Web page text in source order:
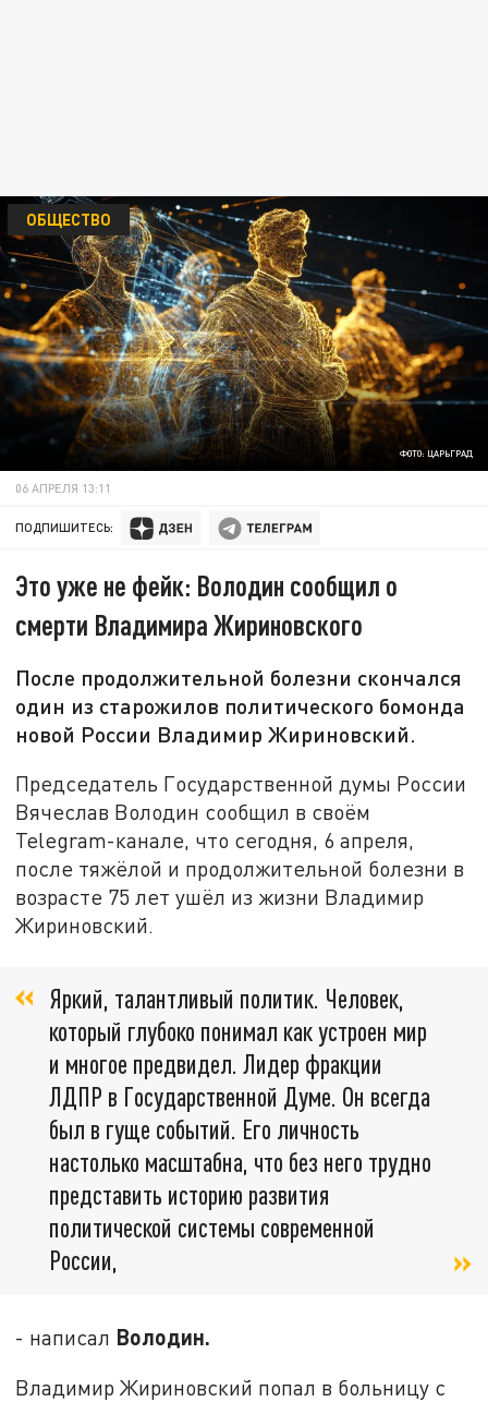
ФОТО: ЦАРЬГРАД
ОБЩЕСТВО
06 АПРЕЛЯ 13:11
ПОДПИШИТЕСЬ:
Это уже не фейк: Володин сообщил о
смерти Владимира Жириновского
После продолжительной болезни скончался
один из старожилов политического бомонда
новой России Владимир Жириновский.
Председатель Государственной думы России
Вячеслав Володин сообщил в своём
Telegram-канале, что сегодня, 6 апреля,
после тяжёлой и продолжительной болезни в
возрасте 75 лет ушёл из жизни Владимир
Жириновский.
Яркий, талантливый политик. Человек,
который глубоко понимал как устроен мир
и многое предвидел. Лидер фракции
ЛДПР в Государственной Думе. Он всегда
был в гуще событий. Его личность
настолько масштабна, что без него трудно
представить историю развития
политической системы современной
России,
- написал Володин.
Владимир Жириновский попал в больницу с